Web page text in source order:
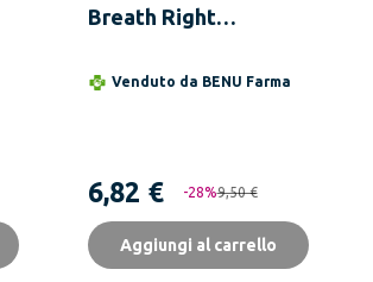
Breath Right
Venduto da BENU Farma
6,82 € -28%9,50 €
Aggiungi al carrello